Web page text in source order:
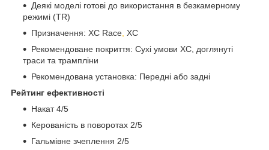
Деякі моделі готові до використання в безкамерному
режимі (TR)
Призначення: XC Race, XC
Рекомендоване покриття: Сухі умови XC, доглянуті
траси та трампліни
Рекомендована установка: Передні або задні
Рейтинг ефективності
Накат 4/5
Керованість в поворотах 2/5
Гальмівне зчеплення 2/5